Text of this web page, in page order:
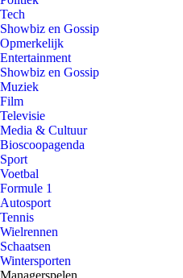
Tech
Showbiz en Gossip
Opmerkelijk
Entertainment
Showbiz en Gossip
Muziek
Film
Televisie
Media & Cultuur
Bioscoopagenda
Sport
Voetbal
Formule 1
Autosport
Tennis
Wielrennen
Schaatsen
Wintersporten
Managerspelen